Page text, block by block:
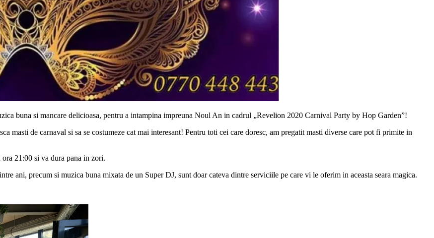
buna si mancare delicioasa, pentru a intampina impreuna Noul An in cadrul „Revelion 2020 Carnival Party by Hop Garden”!
masti de carnaval si sa se costumeze cat mai interesant! Pentru toti cei care doresc, am pregatit masti diverse care pot fi primite in
21:00 si va dura pana in zori.
ani, precum si muzica buna mixata de un Super DJ, sunt doar cateva dintre serviciile pe care vi le oferim in aceasta seara magica.